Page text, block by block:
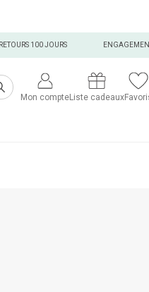
RETOURS 100 JOURS
Mon compteListe cadeaux